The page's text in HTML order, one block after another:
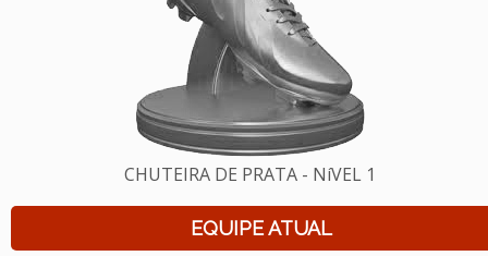
CHUTEIRA DE PRATA - NíVEL 1
EQUIPE ATUAL